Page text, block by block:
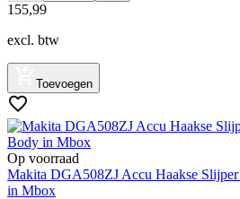
155,99
excl. btw
Toevoegen
Op voorraad
Makita DGA508ZJ Accu Haakse
in Mbox